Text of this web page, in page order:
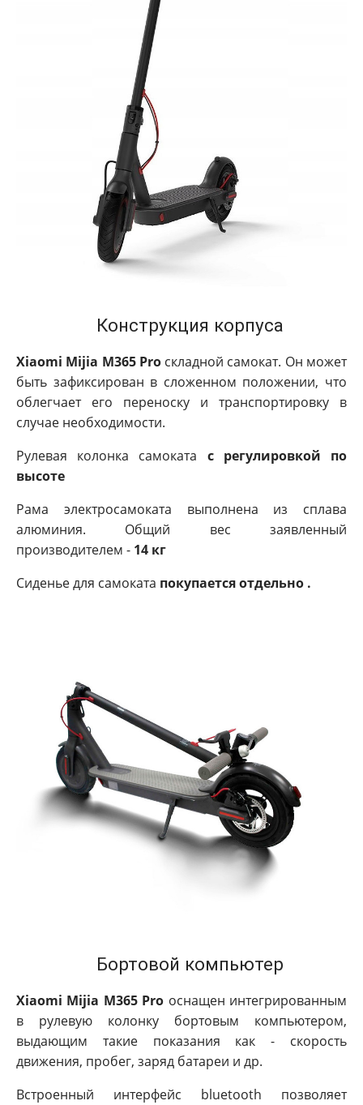
Конструкция корпуса
Xiaomi Mijia M365 Proскладной самокат. Он может
быть зафиксирован в сложенном положении, что
облегчает его переноску и транспортировку в
случае необходимости.
Рулевая колонка самоката с регулировкой по
высоте
Рама электросамоката выполнена из сплава
алюминия. Общий вес заявленный
производителем - 14 кг
Сиденье для самоката покупается отдельно .
Бортовой компьютер
Xiaomi Mijia M365 Pro оснащен интегрированным
в рулевую колонку бортовым компьютером,
выдающим такие показания как - скорость
движения, пробег, заряд батареи и др.
Встроенный интерфейс bluetooth позволяет